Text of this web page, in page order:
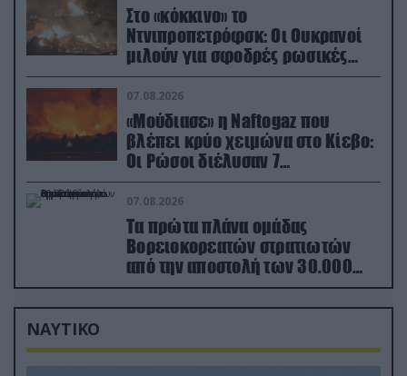
Στο «κόκκινο» το
Ντνιπροπετρόφσκ: Οι Ουκρανοί
μιλούν για σφοδρές ρωσικές
επιθέσεις σε όλη την επικράτεια
07.08.2026
«Μούδιασε» η Naftogaz που
βλέπει κρύο χειμώνα στο Κίεβο:
Οι Ρώσοι διέλυσαν 7
εγκαταστάσεις του ουκρανικού
κολοσσού!
07.08.2026
Τα πρώτα πλάνα ομάδας
Βορειοκορεατών στρατιωτών
από την αποστολή των 30.000
που έφτασαν στη Ρωσία (βίντεο)
ΝΑΥΤΙΚΟ